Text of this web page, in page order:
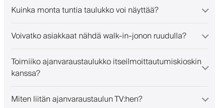
Kuinka monta tuntia taulukko voi näyttää?
Voivatko asiakkaat nähdä walk-in-jonon ruudulla?
Toimiiko ajanvaraustaulukko itseilmoittautumiskioskin
kanssa?
Miten liitän ajanvaraustaulun TV:hen?